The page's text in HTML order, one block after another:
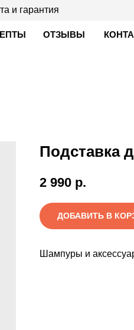
ОТЗЫВЫ
и гарантия
Подставка
2 990 р.
ДОБАВИТЬ В
Шампуры и